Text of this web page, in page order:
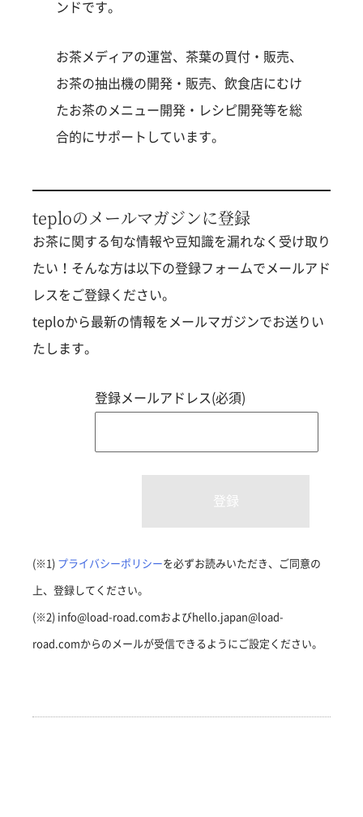
ンドです。
お茶メディアの運営、茶葉の買付・販売、
お茶の抽出機の開発・販売、飲食店にむけ
たお茶のメニュー開発・レシピ開発等を総
合的にサポートしています。
teploのメールマガジンに登録
お茶に関する旬な情報や豆知識を漏れなく受け取り
たい！そんな方は以下の登録フォームでメールアド
レスをご登録ください。
teploから最新の情報をメールマガジンでお送りい
たします。
登録メールアドレス(必須)
(※1) プライバシーポリシーを必ずお読みいただき、ご同意の
上、登録してください。
(※2) info@load-road.comおよびhello.japan@load-
road.comからのメールが受信できるようにご設定ください。